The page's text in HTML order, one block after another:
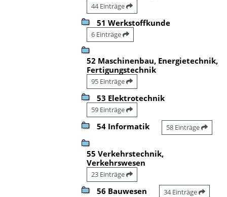
44 Einträge
51 Werkstoffkunde
6 Einträge
52 Maschinenbau, Energietechnik,
Fertigungstechnik
95 Einträge
53 Elektrotechnik
59 Einträge
54 Informatik 58 Einträge
55 Verkehrstechnik,
Verkehrswesen
23 Einträge
56 Bauwesen 34 Einträge